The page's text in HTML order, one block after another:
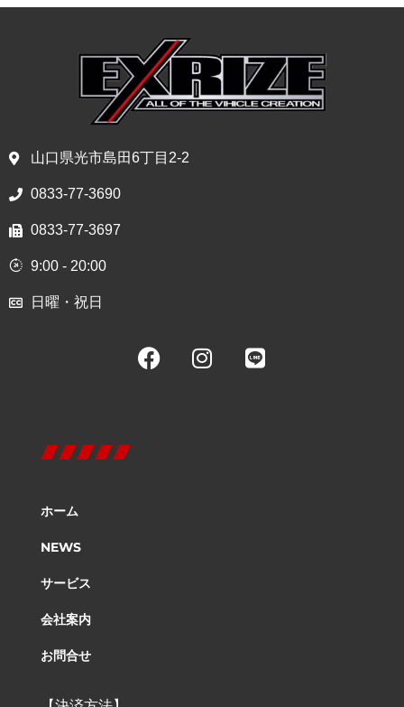
山口県光市島田6丁目2-2
0833-77-3690
0833-77-3697
9:00 - 20:00
日曜・祝日
ホーム
NEWS
サービス
会社案内
お問合せ